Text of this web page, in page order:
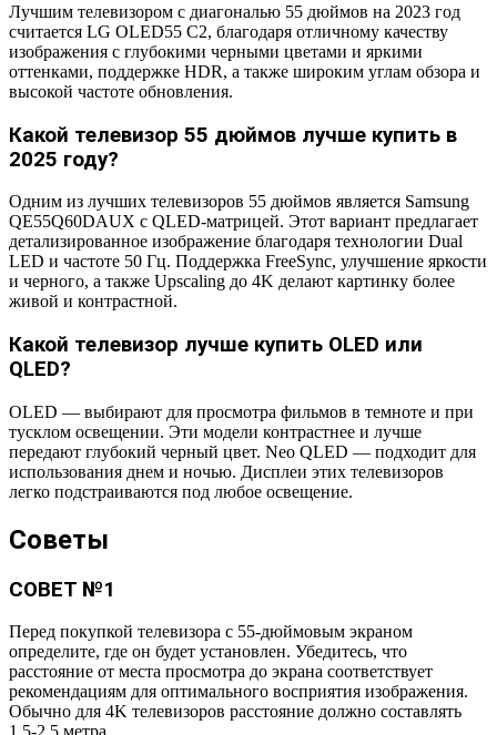
Лучшим телевизором с диагональю 55 дюймов на 2023 год
считается LG OLED55 C2, благодаря отличному качеству
изображения с глубокими черными цветами и яркими
оттенками, поддержке HDR, а также широким углам обзора и
высокой частоте обновления.
Какой телевизор 55 дюймов лучше купить в
2025 году?
Одним из лучших телевизоров 55 дюймов является Samsung
QE55Q60DAUX с QLED-матрицей. Этот вариант предлагает
детализированное изображение благодаря технологии Dual
LED и частоте 50 Гц. Поддержка FreeSync, улучшение яркости
и черного, а также Upscaling до 4K делают картинку более
живой и контрастной.
Какой телевизор лучше купить OLED или
QLED?
OLED — выбирают для просмотра фильмов в темноте и при
тусклом освещении. Эти модели контрастнее и лучше
передают глубокий черный цвет. Neo QLED — подходит для
использования днем и ночью. Дисплеи этих телевизоров
легко подстраиваются под любое освещение.
Советы
СОВЕТ №1
Перед покупкой телевизора с 55-дюймовым экраном
определите, где он будет установлен. Убедитесь, что
расстояние от места просмотра до экрана соответствует
рекомендациям для оптимального восприятия изображения.
Обычно для 4K телевизоров расстояние должно составлять